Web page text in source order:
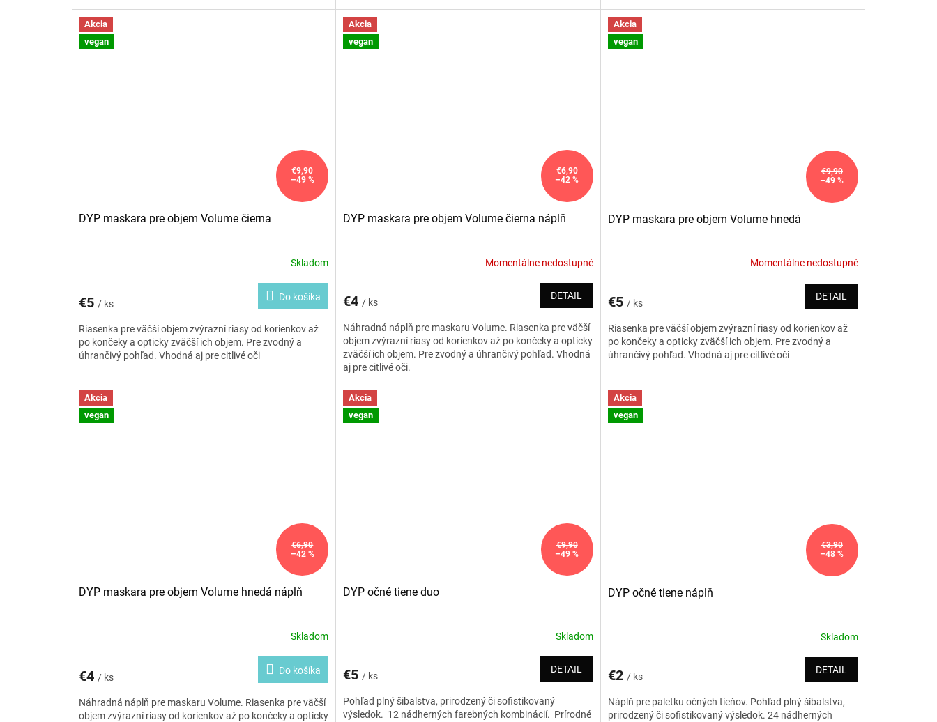
Akcia
vegan
€9,90
–49 %
DYP maskara pre objem Volume čierna
Skladom
€5 / ks
Do košíka
Riasenka pre väčší objem zvýrazní riasy od korienkov až
po končeky a opticky zväčší ich objem. Pre zvodný a
úhrančivý pohľad. Vhodná aj pre citlivé oči
Akcia
vegan
€6,90
–42 %
DYP maskara pre objem Volume čierna náplň
Momentálne nedostupné
€4/ ks
DETAIL
Náhradná náplň pre maskaru Volume. Riasenka pre väčší
objem zvýrazní riasy od korienkov až po končeky a opticky
zväčší ich objem. Pre zvodný a úhrančivý pohľad. Vhodná
aj pre citlivé oči.
Akcia
vegan
€9,90
–49 %
DYP maskara pre objem Volume hnedá
Momentálne nedostupné
€5 / ks
DETAIL
Riasenka pre väčší objem zvýrazní riasy od korienkov až
po končeky a opticky zväčší ich objem. Pre zvodný a
úhrančivý pohľad. Vhodná aj pre citlivé oči
Akcia
vegan
€6,90
–42 %
DYP maskara pre objem Volume hnedá náplň
Skladom
€4 / ks
Do košíka
Náhradná náplň pre maskaru Volume. Riasenka pre väčší
objem zvýrazní riasy od korienkov až po končeky a opticky
Akcia
vegan
€9,90
–49 %
DYP očné tiene duo
Skladom
€5/ ks
DETAIL
Pohľad plný šibalstva, prirodzený či sofistikovaný
výsledok. 12 nádherných farebných kombinácií. Prírodné
Akcia
vegan
€3,90
–48 %
DYP očné tiene náplň
Skladom
€2 / ks
DETAIL
Náplň pre paletku očných tieňov. Pohľad plný šibalstva,
prirodzený či sofistikovaný výsledok. 24 nádherných